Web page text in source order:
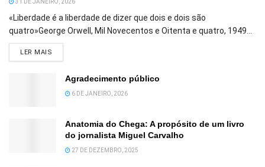
31 DE JANEIRO, 2026
«Liberdade é a liberdade de dizer que dois e dois são
quatro»George Orwell, Mil Novecentos e Oitenta e quatro, 1949...
LER MAIS
Agradecimento público
6 DE JANEIRO, 2026
Anatomia do Chega: A propósito de um livro
do jornalista Miguel Carvalho
27 DE DEZEMBRO, 2025